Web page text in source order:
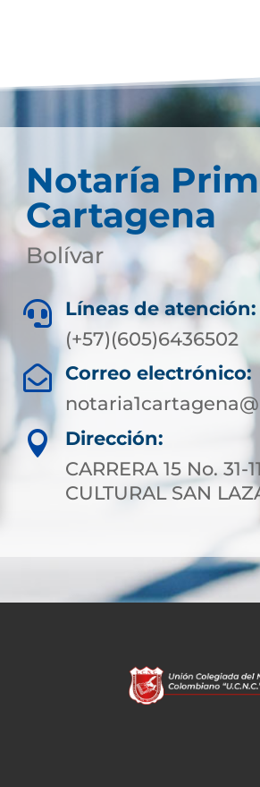
Notaría
Cartagena
Bolívar

Líneas de atención:
(+57)(605)6436502

Correo electrónico:

Dirección:
CARRERA 15 No. 31-
CULTURAL SAN